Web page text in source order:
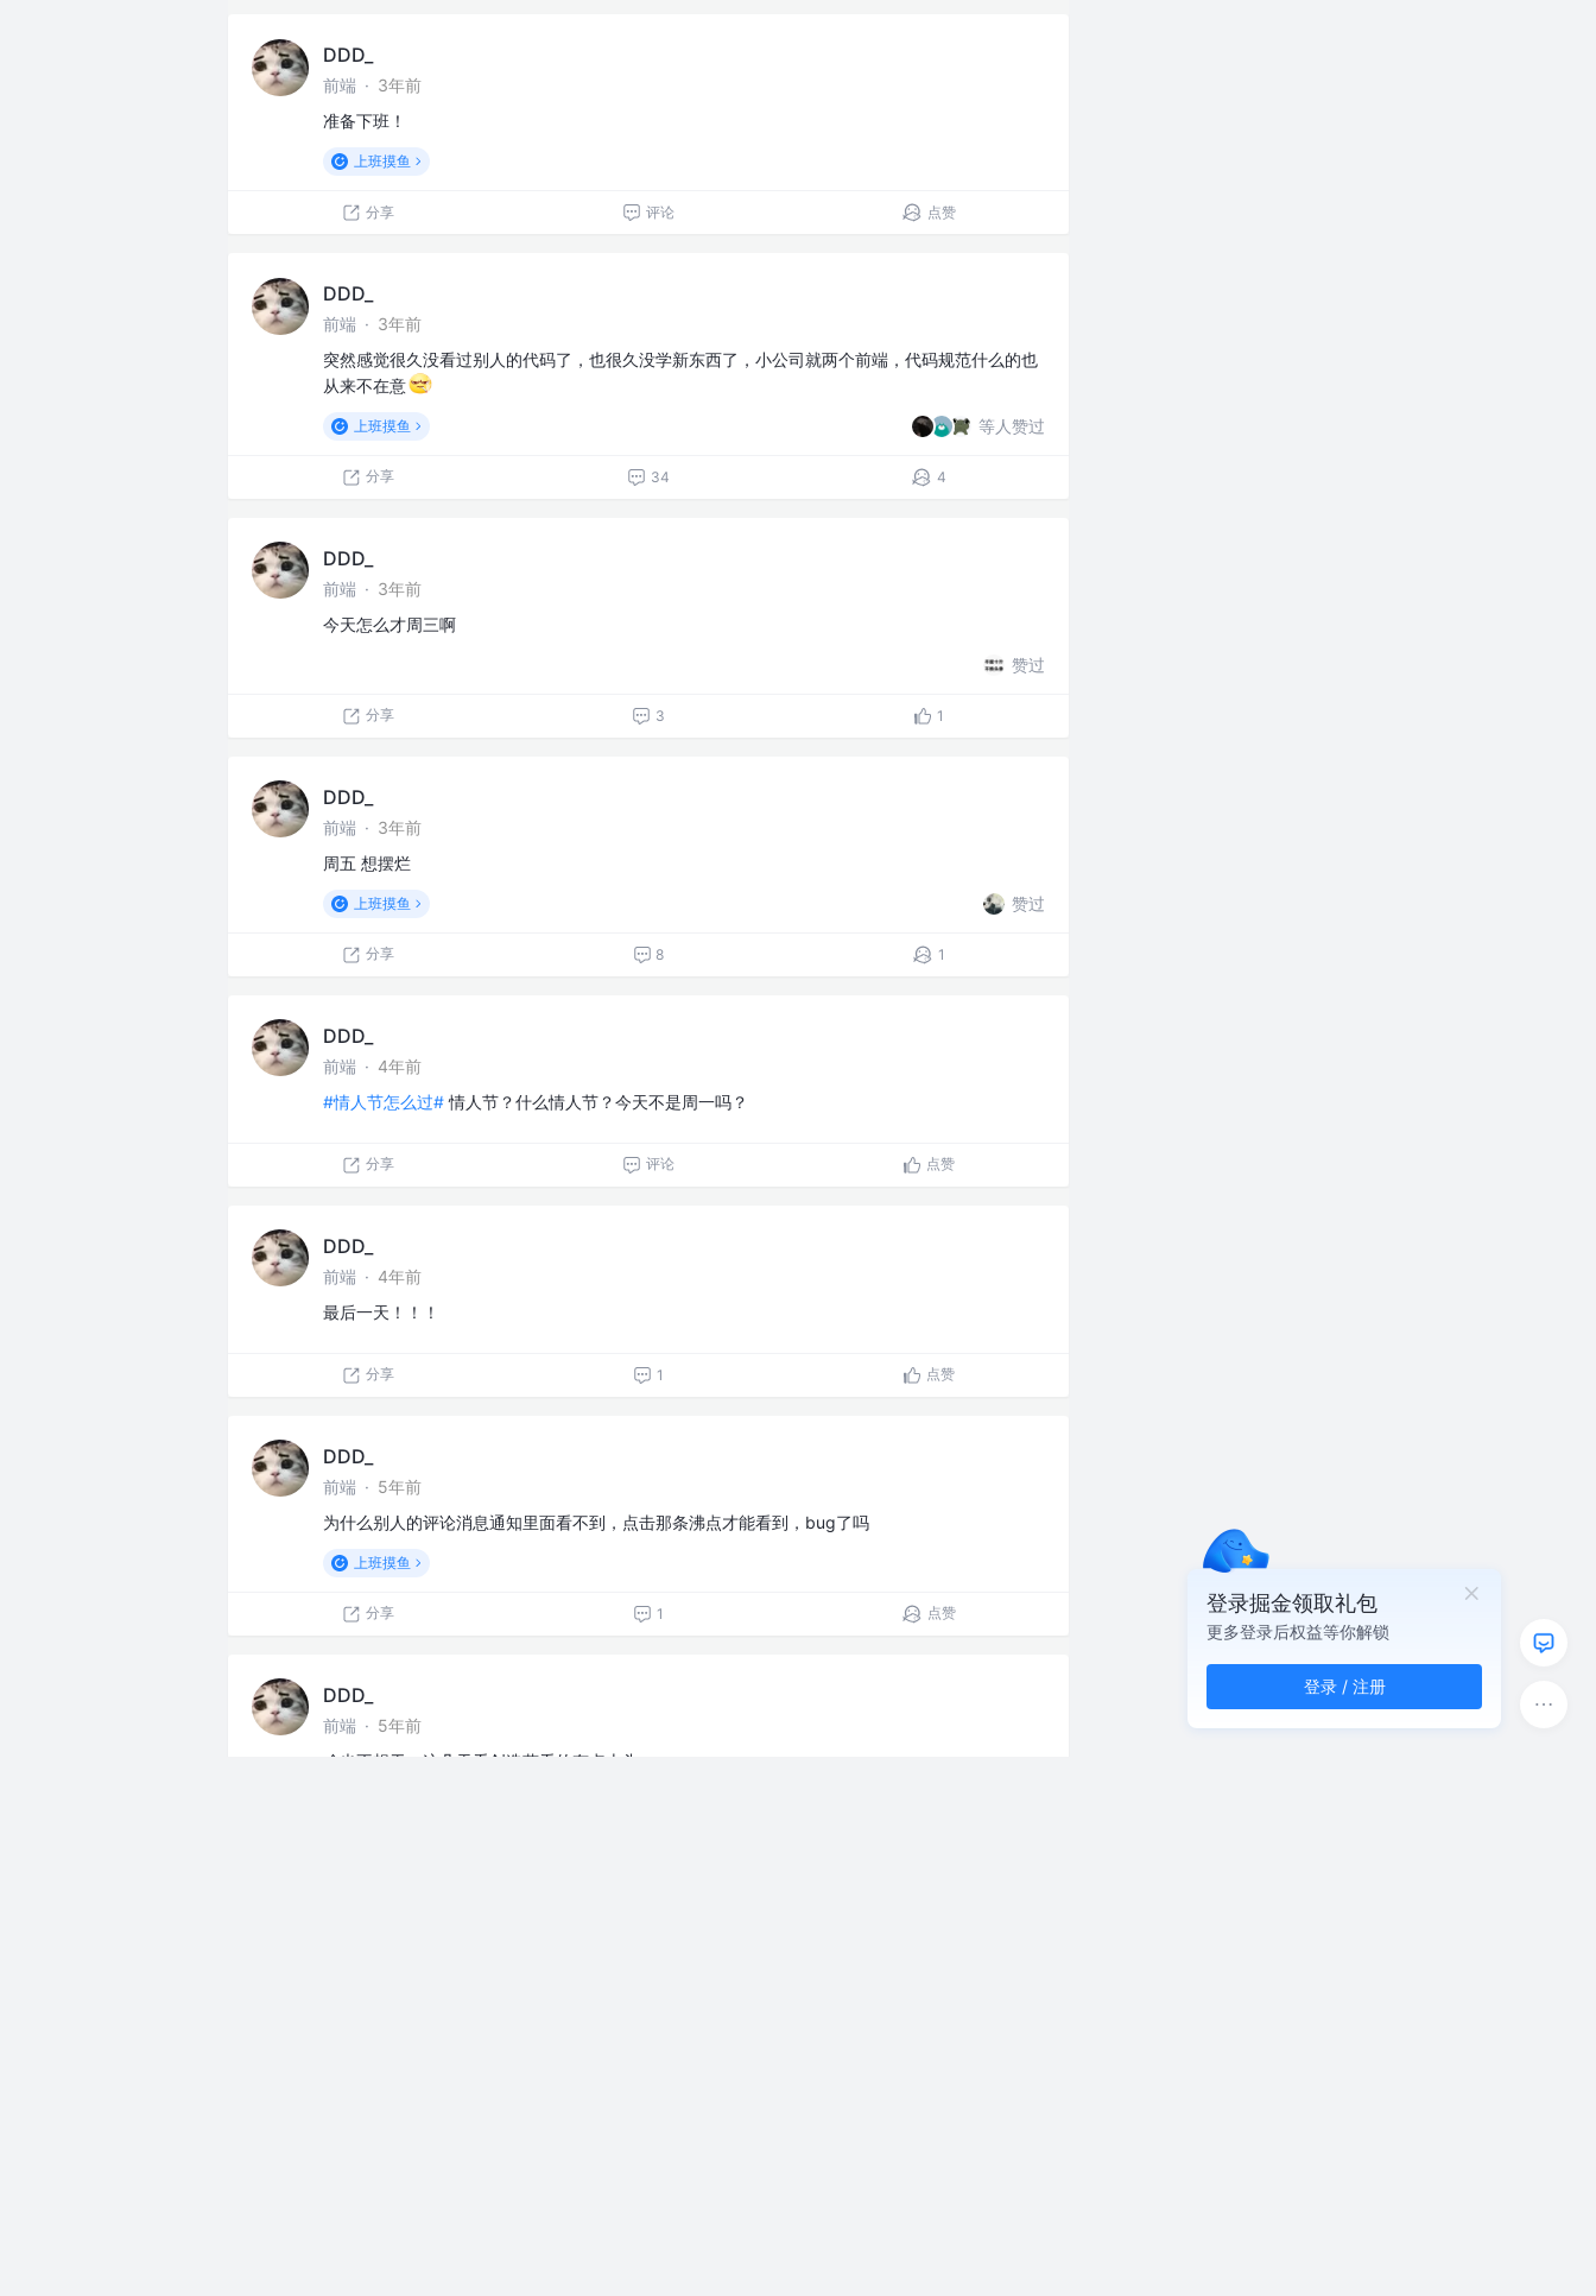
DDD_
前端 · 3年前
准备下班！
上班摸鱼
分享 评论 点赞
DDD_
前端 · 3年前
突然感觉很久没看过别人的代码了，也很久没学新东西了，小公司就两个前端，代码规范什么的也
从来不在意
上班摸鱼 等人赞过
分享 34 4
DDD_
前端 · 3年前
今天怎么才周三啊
赞过
分享 3 1
DDD_
前端 · 3年前
周五 想摆烂
上班摸鱼 赞过
分享 8 1
DDD_
前端 · 4年前
#情人节怎么过#情人节？什么情人节？今天不是周一吗？
分享 评论 点赞
DDD_
前端 · 4年前
最后一天！！！
分享 1 点赞
DDD_
前端 · 5年前
为什么别人的评论消息通知里面看不到，点击那条沸点才能看到，bug了吗
上班摸鱼
分享 1 点赞
DDD_
前端 · 5年前
啥也不想干，这几天看创造营看的有点上头
登录掘金领取礼包
更多登录后权益等你解锁
登录 / 注册